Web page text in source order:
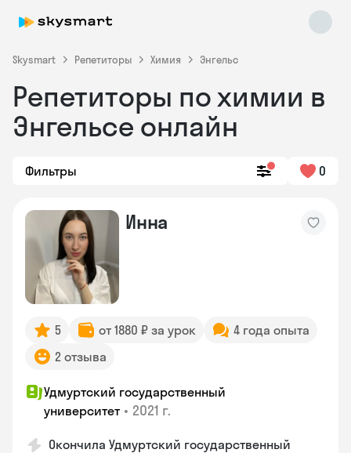
Skysmart Репетиторы Химия Энгельс
Репетиторы по химии в
Энгельсе онлайн
Фильтры 0
Инна
5 от 1880 ₽ за урок
4 года опыта
2 отзыва
Удмуртский государственный
университет • 2021 г.
Окончила Удмуртский государственный
online